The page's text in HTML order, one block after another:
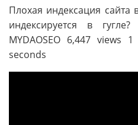
Плохая индексация
индексируется в
MYDAOSEO 6,447
seconds